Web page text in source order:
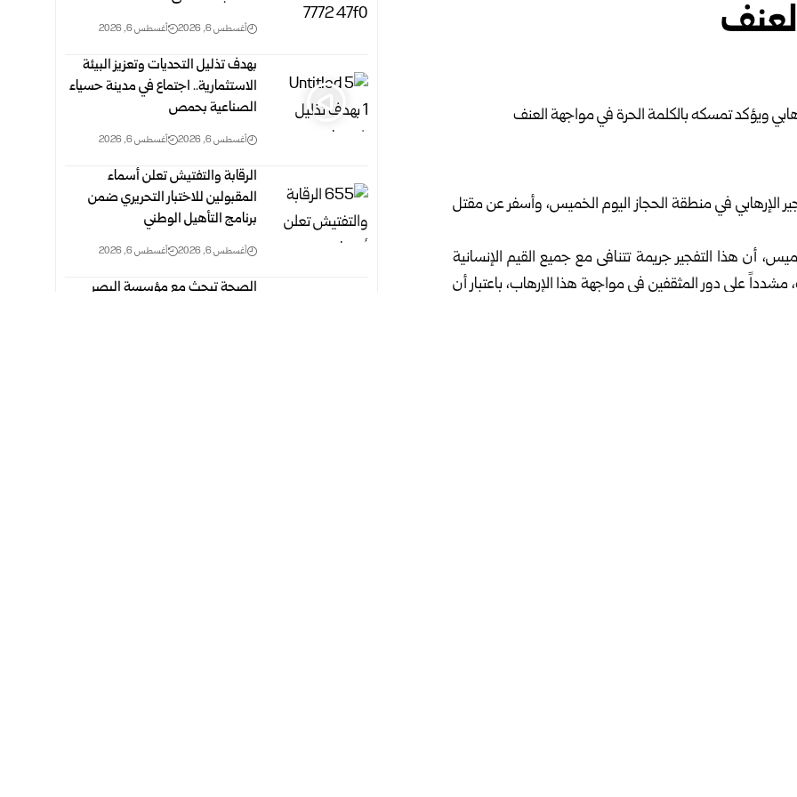
الإرهابي في منطقة الحجاز اليوم الخميس، وأسفر عن مقتل
أن هذا التفجير جريمة تتنافى مع جميع القيم الإنسانية
مشدداً على دور المثقفين في مواجهة هذا الإرهاب، باعتبار أن
أغسطس 6, 2026 أغسطس 6, 2026
بهدف تذليل التحديات وتعزيز البيئة
الاستثمارية.. اجتماع في مدينة حسياء
الصناعية بحمص
أغسطس 6, 2026 أغسطس 6, 2026
الرقابة والتفتيش تعلن أسماء
المقبولين للاختبار التحريري ضمن
برنامج التأهيل الوطني
أغسطس 6, 2026 أغسطس 6, 2026
الصحة تبحث مع مؤسسة البصر